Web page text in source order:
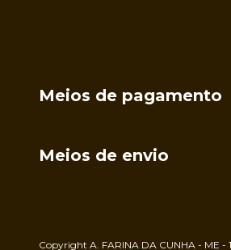
Meios de pagamento
Meios de envio
Copyright A. FARINA DA CUNHA - ME -